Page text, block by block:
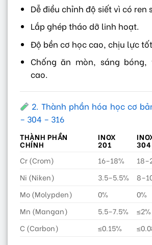
Dễ điều chỉnh độ siết vì có ren
Lắp ghép tháo dỡ linh hoạt.
Độ bền cơ học cao, chịu lực
Chống ăn mòn, sáng
cao.
2. Thành phần hóa học cơ
– 304 – 316
THÀNH PHẦN
CHÍNH
INOX
201 304
Cr (Crom)
16–18%
Ni (Niken)
3.5–5.5%
Mo (Molypden)
0% 0%
Mn (Mangan)
5.5–7.5% ≤2%
C (Carbon)
≤0.15%